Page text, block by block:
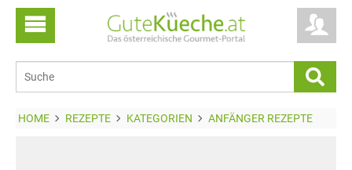
HOME REZEPTE KATEGORIEN ANFÄNGER REZEPTE